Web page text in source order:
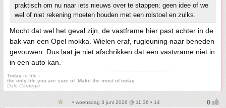
praktisch om nu naar iets nieuws over te stappen: geen idee of we
wel of niet rekening moeten houden met een rolstoel en zulks.
Mocht dat wel het geval zijn, de vastframe hier past achter in de
bak van een Opel mokka. Wielen eraf, rugleuning naar beneden
gevouwen. Dus laat je niet afschrikken dat een vastvrame niet in
in een auto kan.
Today is life -
the only life you are sure of. Make the most of today.
Dale Carnegie
• woensdag 3 juni 2026 @ 11:36 • 14